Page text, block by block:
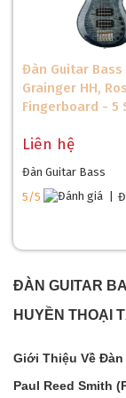
Đàn Guitar Bass
Grainger HH,
Fingerboard - 5
Liên hệ
Đàn Guitar Bass
5/5
ĐÀN GUITAR
HUYỀN THOẠI
Giới Thiệu Về Đàn
Paul Reed Smith